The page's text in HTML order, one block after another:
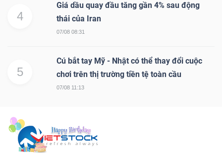
4
Giá dầu quay đầu tăng gần 4% sau động
thái của Iran
07/08 08:31
5
Cú bắt tay Mỹ - Nhật có thể thay đổi cuộc
chơi trên thị trường tiền tệ toàn cầu
07/08 11:13